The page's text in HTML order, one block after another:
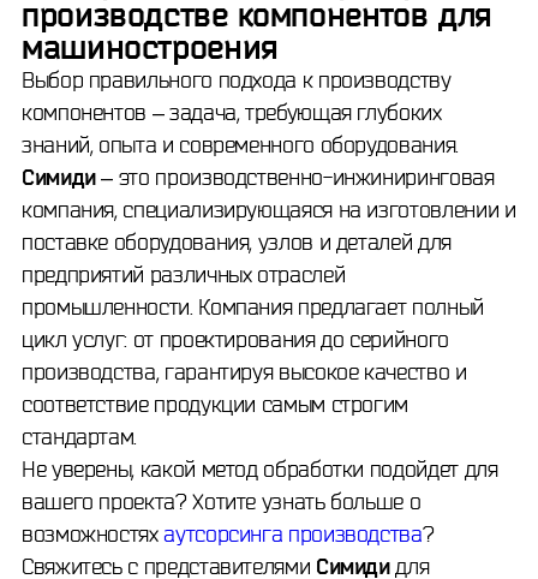
производстве компонентов для
машиностроения
Выбор правильного подхода к производству
компонентов – задача, требующая глубоких
знаний, опыта и современного оборудования.
Симиди– это производственно-инжиниринговая
компания, специализирующаяся на изготовлении и
поставке оборудования, узлов и деталей для
предприятий различных отраслей
промышленности. Компания предлагает полный
цикл услуг: от проектирования до серийного
производства, гарантируя высокое качество и
соответствие продукции самым строгим
стандартам.
Не уверены, какой метод обработки подойдет для
вашего проекта? Хотите узнать больше о
возможностяхаутсорсинга производства?
Свяжитесь с представителями Симидидля